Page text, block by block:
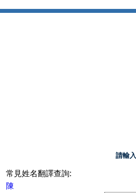
常見姓名翻譯查詢:
陳
請輸